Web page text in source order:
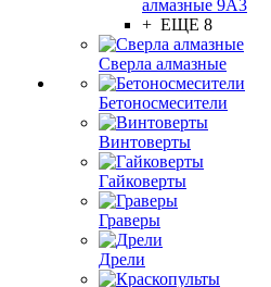
алмазные 9А3
+ ЕЩЕ 8
Сверла алмазные
Бетоносмесители
Винтоверты
Гайковерты
Граверы
Дрели